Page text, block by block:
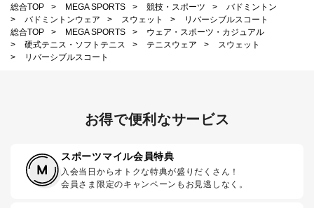
総合TOP
> MEGA SPORTS > 競技・スポーツ >
バドミントン
>
バドミントンウェア > スウェット >
リバーシブルスコート
総合TOP
> MEGA SPORTS >
ウェア・スポーツ・カジュアル
>
硬式テニス・ソフトテニス > テニスウェア >
スウェット
>
リバーシブルスコート
お得で便利なサービス
スポーツマイル会員特典
入会当日からオトクな特典が盛りだくさん！
会員さま限定のキャンペーンもお見逃しなく。